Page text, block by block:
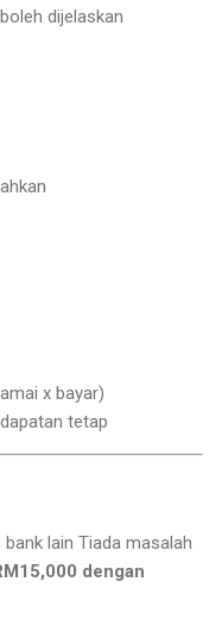
dijelaskan
x bayar)
tetap
lain Tiada masalah
dengan